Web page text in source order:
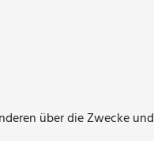
über die Zwecke